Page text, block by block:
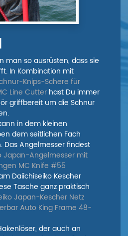
man so ausrüsten, dass sie
In Kombination mit
Knips-Schere für
Line Cutter hast Du immer
griffbereit um die Schnur
in dem kleinen
dem seitlichen Fach
Das Angelmesser findest
Japan-Angelmesser mit
MC Knife #55
Daiichiseiko Kescher
Tasche ganz praktisch
Japan-Kescher Netz
Auto King Frame 48-
der auch an